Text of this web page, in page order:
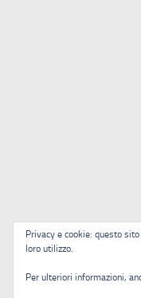
Privacy e cookie: questo
loro utilizzo.
Per ulteriori informazioni,